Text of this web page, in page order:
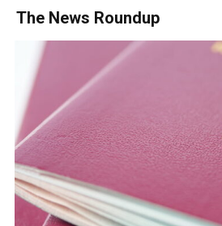
The News Roundup